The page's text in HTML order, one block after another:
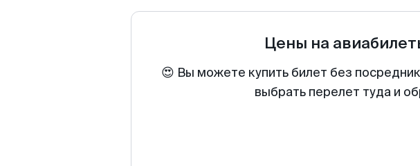
Цены на
😍 Вы можете купить билет без
выбрать перелет туда и